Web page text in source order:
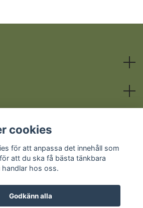
cookies
för att anpassa det innehåll som
att du ska få bästa tänkbara
handlar hos oss.
Godkänn alla